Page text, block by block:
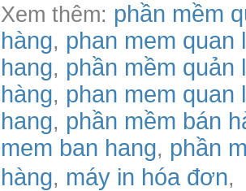
Xem thêm: phần mềm
hàng, phan mem quan
hang, phần mềm quản
hàng, phan mem quan
hang, phần mềm bán
mem ban hang, phần
hàng, máy in hóa đơn,